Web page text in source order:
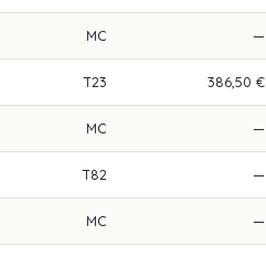
MC —
T23 386,50 €
MC —
T82 —
MC —